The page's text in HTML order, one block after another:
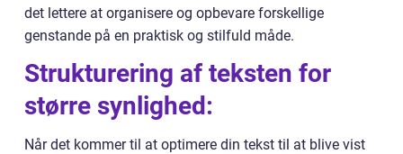
det lettere at organisere og opbevare forskellige
genstande på en praktisk og stilfuld måde.
Strukturering af teksten for
større synlighed:
Når det kommer til at optimere din tekst til at blive vist